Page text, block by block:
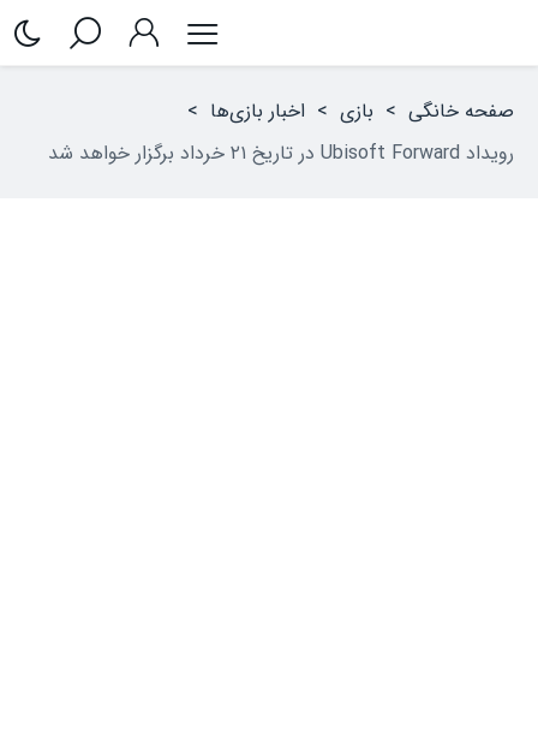
صفحه خانگی > بازی > اخبار بازی‌ها >
رویداد Ubisoft Forward در تاریخ ۲۱ خرداد برگزار خواهد شد